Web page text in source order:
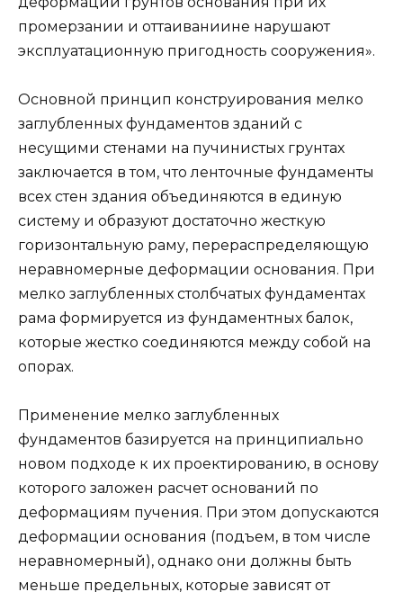
промерзании и оттаиваниине нарушают
эксплуатационную пригодность сооружения».
Основной принцип конструирования мелко
заглубленных фундаментов зданий с
несущими стенами на пучинистых грунтах
заключается в том, что ленточные фундаменты
всех стен здания объединяются в единую
систему и образуют достаточно жесткую
горизонтальную раму, перераспределяющую
неравномерные деформации основания. При
мелко заглубленных столбчатых фундаментах
рама формируется из фундаментных балок,
которые жестко соединяются между собой на
опорах.
Применение мелко заглубленных
фундаментов базируется на принципиально
новом подходе к их проектированию, в основу
которого заложен расчет оснований по
деформациям пучения. При этом допускаются
деформации основания (подъем, в том числе
неравномерный), однако они должны быть
меньше предельных, которые зависят от